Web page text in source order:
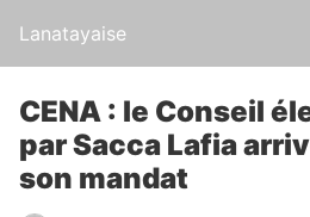
Lanatayaise
CENA : le Conseil
par Sacca Lafia
son mandat